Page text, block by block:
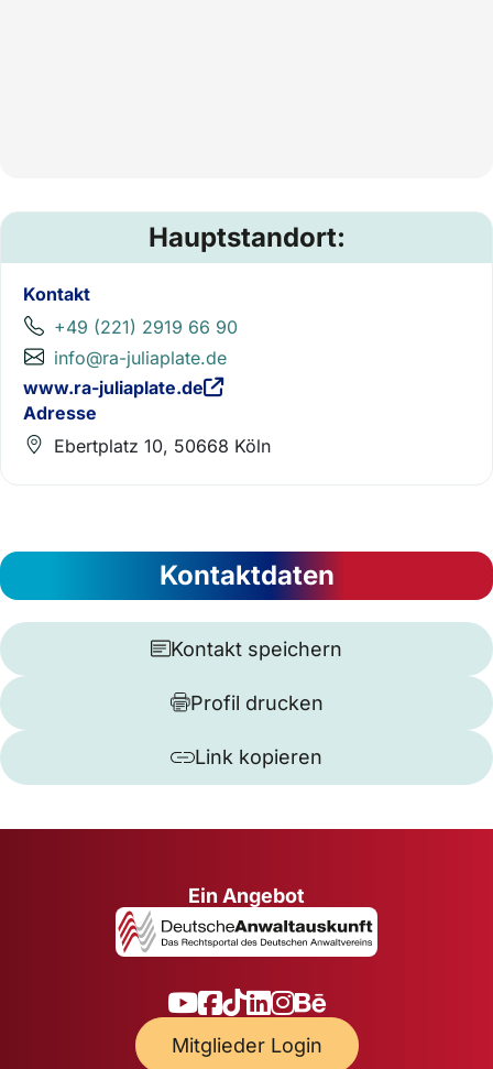
Hauptstandort:
Kontakt
+49 (221) 2919 66 90
info@ra-juliaplate.de
www.ra-juliaplate.de
Adresse
Ebertplatz 10, 50668 Köln
Kontaktdaten
Kontakt speichern
Profil drucken
Link kopieren
Ein Angebot
Mitglieder Login